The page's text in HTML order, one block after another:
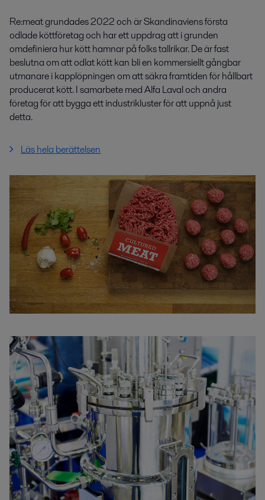
Re:meat grundades 2022 och är Skandinaviens första
odlade köttföretag och har ett uppdrag att i grunden
omdefiniera hur kött hamnar på folks tallrikar. De är fast
beslutna om att odlat kött kan bli en kommersiellt gångbar
utmanare i kapplöpningen om att säkra framtiden för hållbart
producerat kött. I samarbete med Alfa Laval och andra
företag för att bygga ett industrikluster för att uppnå just
detta.
Läs hela berättelsen